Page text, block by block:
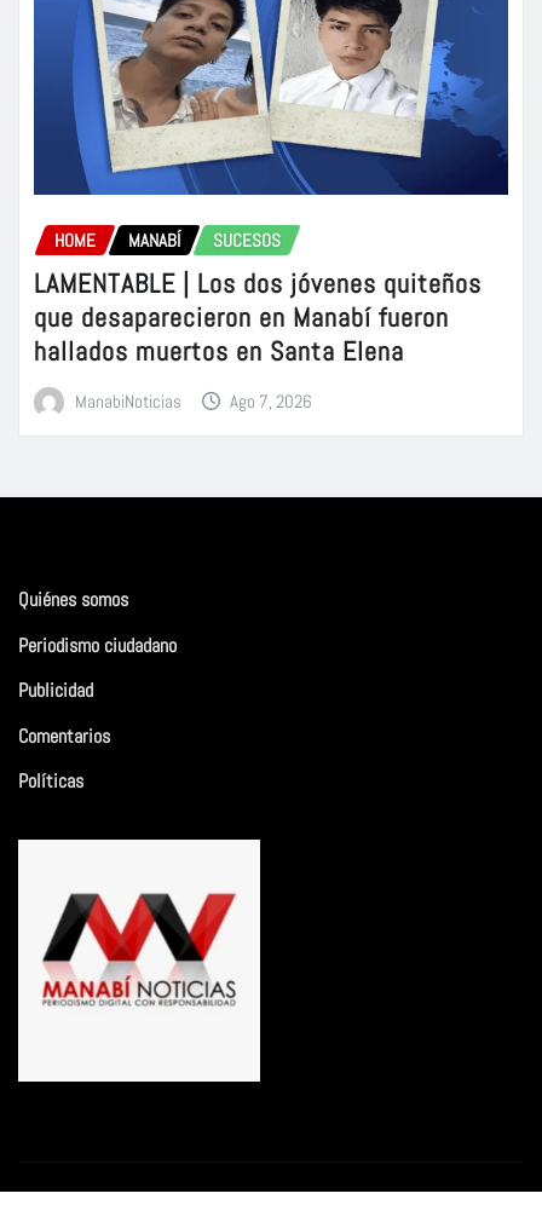
HOME MANABÍ SUCESOS
LAMENTABLE | Los dos jóvenes quiteños
que desaparecieron en Manabí fueron
hallados muertos en Santa Elena
ManabiNoticias Ago 7, 2026
Quiénes somos
Periodismo ciudadano
Publicidad
Comentarios
Políticas